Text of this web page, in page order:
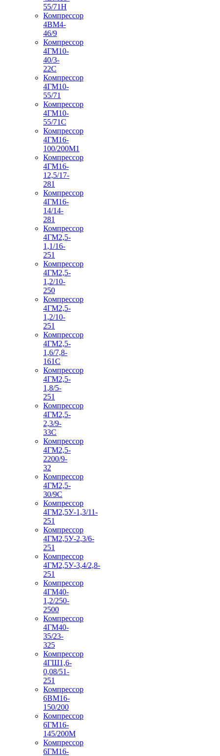
55/71Н
Компрессор
4ВМ4-
46/9
Компрессор
4ГМ10-
40/3-
22С
Компрессор
4ГМ10-
55/71
Компрессор
4ГМ10-
55/71С
Компрессор
4ГМ16-
100/200М1
Компрессор
4ГМ16-
12,5/17-
281
Компрессор
4ГМ16-
14/14-
281
Компрессор
4ГМ2,5-
1,1/16-
251
Компрессор
4ГМ2,5-
1,2/10-
250
Компрессор
4ГМ2,5-
1,2/10-
251
Компрессор
4ГМ2,5-
1,6/7,8-
161С
Компрессор
4ГМ2,5-
1,8/5-
251
Компрессор
4ГМ2,5-
2,3/9-
33С
Компрессор
4ГМ2,5-
2200/9-
32
Компрессор
4ГМ2,5-
30/9С
Компрессор
4ГМ2,5У-1,3/11-
251
Компрессор
4ГМ2,5У-2,3/6-
251
Компрессор
4ГМ2,5У-3,4/2,8-
251
Компрессор
4ГМ40-
1,2/250-
2500
Компрессор
4ГМ40-
35/23-
325
Компрессор
4ГШ1,6-
0,08/51-
251
Компрессор
6ВМ16-
150/200
Компрессор
6ГМ16-
145/200М
Компрессор
6ГМ16-